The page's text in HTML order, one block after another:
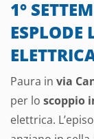
1°
ESPLODE
Paura in via
per lo scoppio
elettrica.